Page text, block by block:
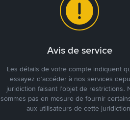
Avis de service
Les détails de votre compte indiquent
essayez d’accéder à nos services
juridiction faisant l’objet de restrictions.
sommes pas en mesure de fournir
aux utilisateurs de cette